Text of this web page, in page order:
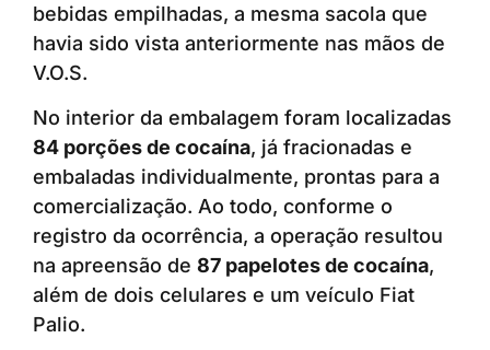
bebidas empilhadas, a mesma sacola que
havia sido vista anteriormente nas mãos de
V.O.S.
No interior da embalagem foram localizadas
84 porções de cocaína, já fracionadas e
embaladas individualmente, prontas para a
comercialização. Ao todo, conforme o
registro da ocorrência, a operação resultou
na apreensão de 87 papelotes de cocaína,
além de dois celulares e um veículo Fiat
Palio.